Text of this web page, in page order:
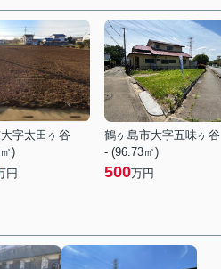
字太田ヶ谷
)
円
鶴ヶ島市大字五味ヶ谷
- (96.73㎡)
500万円